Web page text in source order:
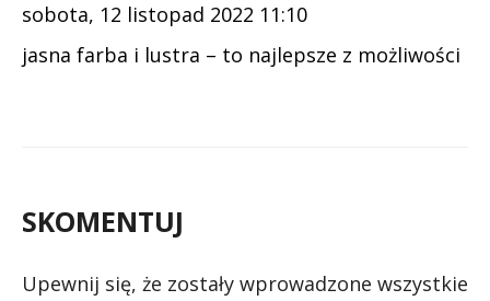
sobota, 12 listopad 2022 11:10
jasna farba i lustra – to najlepsze z możliwości
SKOMENTUJ
Upewnij się, że zostały wprowadzone wszystkie